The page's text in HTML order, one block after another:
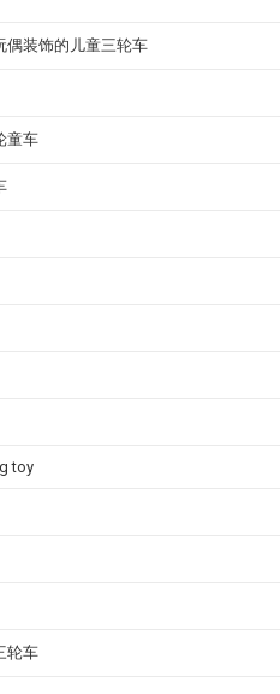
偶装饰的儿童三轮车
童车
toy
轮车